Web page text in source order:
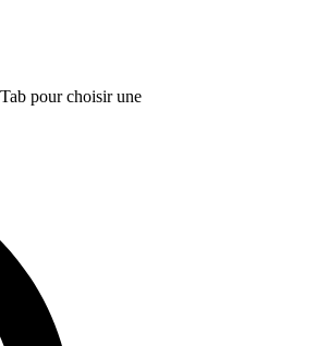
pour choisir une